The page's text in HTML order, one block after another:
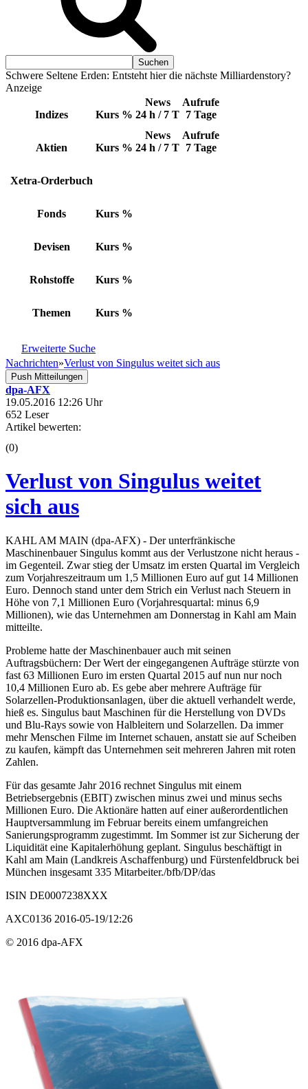
Schwere Seltene Erden: Entsteht hier die nächste Milliardenstory?
Anzeige
Indizes Kurs %
News
24 h / 7 T
Aufrufe
7 Tage
Aktien Kurs %
News
24 h / 7 T
Aufrufe
7 Tage
Xetra-Orderbuch
Fonds Kurs %
Devisen Kurs %
Rohstoffe Kurs %
Themen Kurs %
Erweiterte Suche
Nachrichten»Verlust von Singulus weitet sich aus
Push Mitteilungen
dpa-AFX
19.05.2016 12:26 Uhr
652 Leser
Artikel bewerten:
(0)
Verlust von Singulus weitet
sich aus
KAHL AM MAIN (dpa-AFX) - Der unterfränkische
Maschinenbauer Singulus kommt aus der Verlustzone nicht heraus -
im Gegenteil. Zwar stieg der Umsatz im ersten Quartal im Vergleich
zum Vorjahreszeitraum um 1,5 Millionen Euro auf gut 14 Millionen
Euro. Dennoch stand unter dem Strich ein Verlust nach Steuern in
Höhe von 7,1 Millionen Euro (Vorjahresquartal: minus 6,9
Millionen), wie das Unternehmen am Donnerstag in Kahl am Main
mitteilte.
Probleme hatte der Maschinenbauer auch mit seinen
Auftragsbüchern: Der Wert der eingegangenen Aufträge stürzte von
fast 63 Millionen Euro im ersten Quartal 2015 auf nun nur noch
10,4 Millionen Euro ab. Es gebe aber mehrere Aufträge für
Solarzellen-Produktionsanlagen, über die aktuell verhandelt werde,
hieß es. Singulus baut Maschinen für die Herstellung von DVDs
und Blu-Rays sowie von Halbleitern und Solarzellen. Da immer
mehr Menschen Filme im Internet schauen, anstatt sie auf Scheiben
zu kaufen, kämpft das Unternehmen seit mehreren Jahren mit roten
Zahlen.
Für das gesamte Jahr 2016 rechnet Singulus mit einem
Betriebsergebnis (EBIT) zwischen minus zwei und minus sechs
Millionen Euro. Die Aktionäre hatten auf einer außerordentlichen
Hauptversammlung im Februar bereits einem umfangreichen
Sanierungsprogramm zugestimmt. Im Sommer ist zur Sicherung der
Liquidität eine Kapitalerhöhung geplant. Singulus beschäftigt in
Kahl am Main (Landkreis Aschaffenburg) und Fürstenfeldbruck bei
München insgesamt 335 Mitarbeiter./bfb/DP/das
ISIN DE0007238XXX
AXC0136 2016-05-19/12:26
© 2016 dpa-AFX